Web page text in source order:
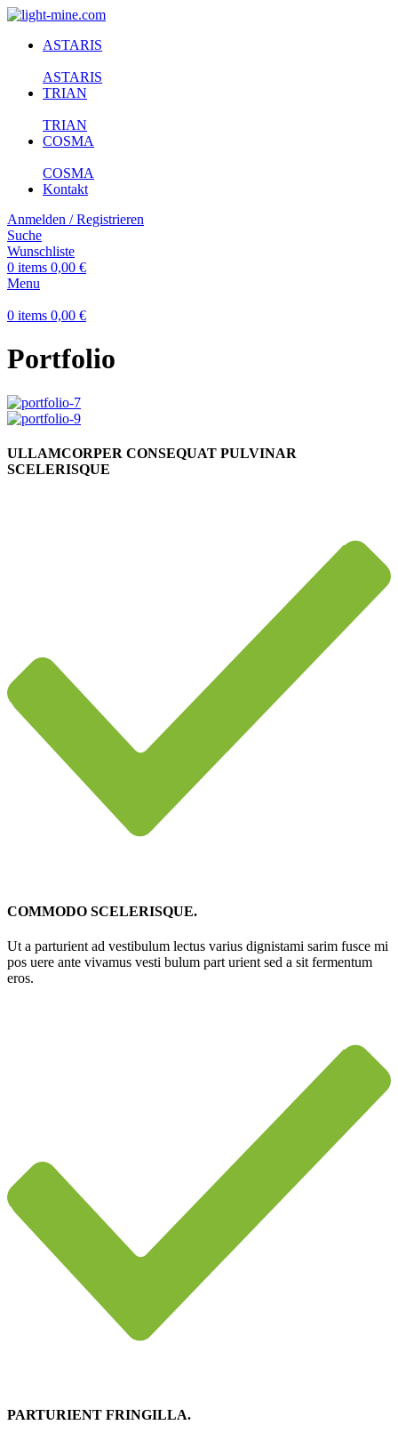
ASTARIS
ASTARIS
TRIAN
TRIAN
COSMA
COSMA
Kontakt
Anmelden / Registrieren
Suche
Wunschliste
0 items 0,00 €
Menu
0 items 0,00 €
Portfolio
ULLAMCORPER CONSEQUAT PULVINAR
SCELERISQUE
COMMODO SCELERISQUE.
Ut a parturient ad vestibulum lectus varius dignistami sarim fusce mi
pos uere ante vivamus vesti bulum part urient sed a sit fermentum
eros.
PARTURIENT FRINGILLA.